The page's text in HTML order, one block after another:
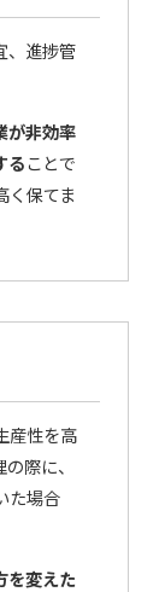
、進捗管
が非効率
ることで
く保てま
産性を高
際に、
た場合
を変えた